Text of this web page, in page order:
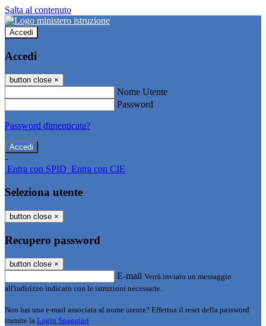
Salta al contenuto
Accedi
Accedi
button close ×
Nome Utente
Password
Password dimenticata?
-
Entra con SPID Entra con CIE
Seleziona utente
button close ×
Recupero password
button close ×
E-mail Verrà inviato un messaggio
all'indirizzo indicato con le istruzioni necessarie.
Non hai una e-mail associata al nome utente? Effettua il reset della password
tramite la Login Spaggiari